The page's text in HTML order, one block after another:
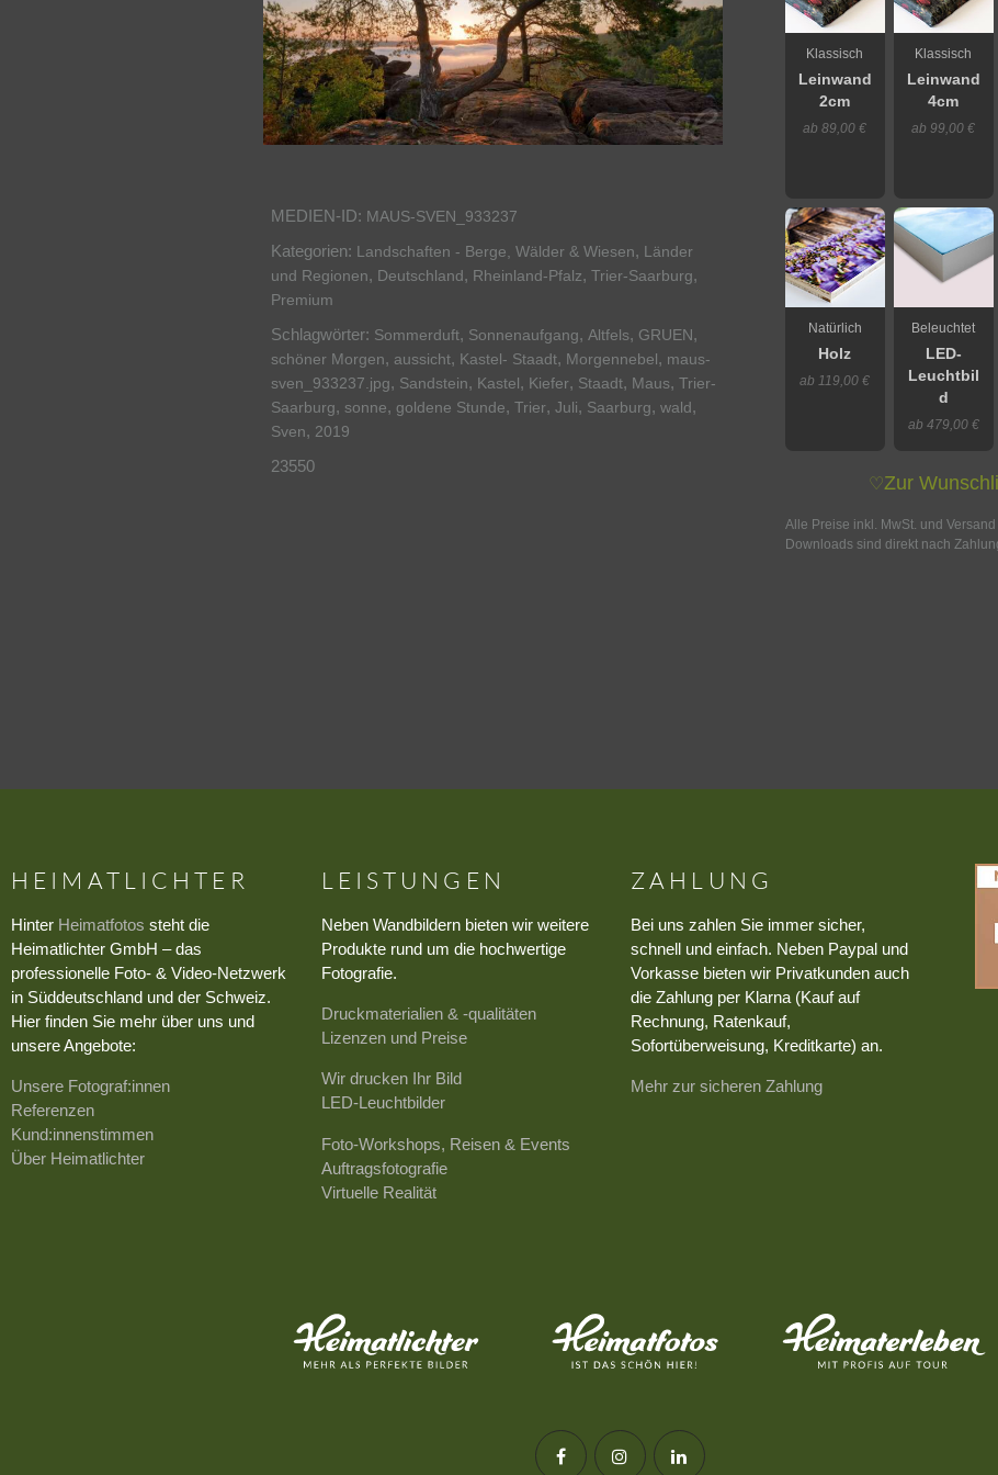
MEDIEN-ID: MAUS-SVEN_933237
Kategorien: Landschaften - Berge, Wälder & Wiesen, Länder
und Regionen, Deutschland, Rheinland-Pfalz, Trier-Saarburg,
Premium
Schlagwörter: Sommerduft, Sonnenaufgang, Altfels, GRUEN,
schöner Morgen, aussicht, Kastel- Staadt, Morgennebel, maus-
sven_933237.jpg, Sandstein, Kastel, Kiefer, Staadt, Maus, Trier-
Saarburg, sonne, goldene Stunde, Trier, Juli, Saarburg, wald,
Sven, 2019
23550
Klassisch
Leinwand
2cm
ab 89,00 €
Klassisch
Leinwand
4cm
ab 99,00 €
Natürlich
Holz
ab 119,00 €
Beleuchtet
LED-
Leuchtbil
d
ab 479,00 €
♡Zur
Alle Preise inkl. MwSt. und
Downloads sind direkt nach
HEIMATLICHTER
Hinter Heimatfotos steht die
Heimatlichter GmbH – das
professionelle Foto- & Video-Netzwerk
in Süddeutschland und der Schweiz.
Hier finden Sie mehr über uns und
unsere Angebote:
Unsere Fotograf:innen
Referenzen
Kund:innenstimmen
Über Heimatlichter
LEISTUNGEN
Neben Wandbildern bieten wir weitere
Produkte rund um die hochwertige
Fotografie.
Druckmaterialien & -qualitäten
Lizenzen und Preise
Wir drucken Ihr Bild
LED-Leuchtbilder
Foto-Workshops, Reisen & Events
Auftragsfotografie
Virtuelle Realität
ZAHLUNG
Bei uns zahlen Sie immer sicher,
schnell und einfach. Neben Paypal und
Vorkasse bieten wir Privatkunden auch
die Zahlung per Klarna (Kauf auf
Rechnung, Ratenkauf,
Sofortüberweisung, Kreditkarte) an.
Mehr zur sicheren Zahlung